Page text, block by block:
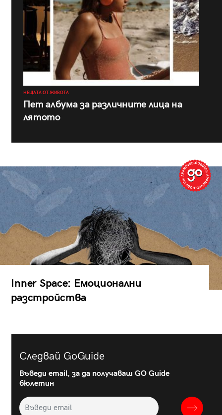
НЕЩАТА ОТ ЖИВОТА
Пет албума за различните лица на
лятото
Inner Space: Емоционални
разстройства
Следвай GoGuide
Въведи email, за да получаваш GO Guide
бюлетин